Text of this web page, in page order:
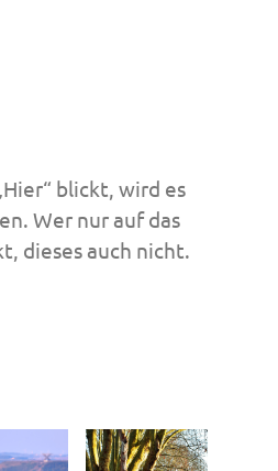
blickt, wird es
Wer nur auf das
dieses auch nicht.